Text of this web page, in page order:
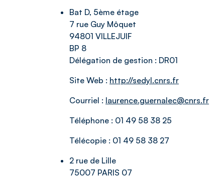
Bat D, 5ème étage
7 rue Guy Môquet
94801 VILLEJUIF
BP 8
Délégation de gestion : DR01
Site Web : http://sedyl.cnrs.fr
Courriel : laurence.guernalec@cnrs.fr
Téléphone : 01 49 58 38 25
Télécopie : 01 49 58 38 27
2 rue de Lille
75007 PARIS 07